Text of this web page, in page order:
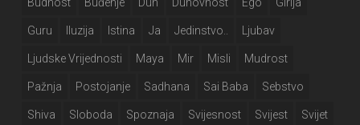
Guru Iluzija Istina Ja Jedinstvo.. Ljubav
Ljudske Vrijednosti Maya Mir Misli Mudrost
Pažnja Postojanje Sadhana Sai Baba Sebstvo
Shiva Sloboda Spoznaja Svijesnost Svijest Svijet